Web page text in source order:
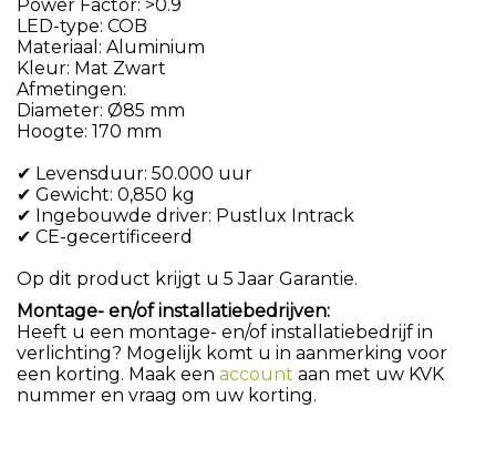
Power Factor: >0.9
LED-type: COB
Materiaal: Aluminium
Kleur: Mat Zwart
Afmetingen:
Diameter: Ø85 mm
Hoogte: 170 mm
✔ Levensduur: 50.000 uur
✔ Gewicht: 0,850 kg
✔ Ingebouwde driver: Pustlux Intrack
✔ CE-gecertificeerd
Op dit product krijgt u 5 Jaar Garantie.
Montage- en/of installatiebedrijven:
Heeft u een montage- en/of installatiebedrijf in
verlichting? Mogelijk komt u in aanmerking voor
een korting. Maak een account aan met uw KVK
nummer en vraag om uw korting.